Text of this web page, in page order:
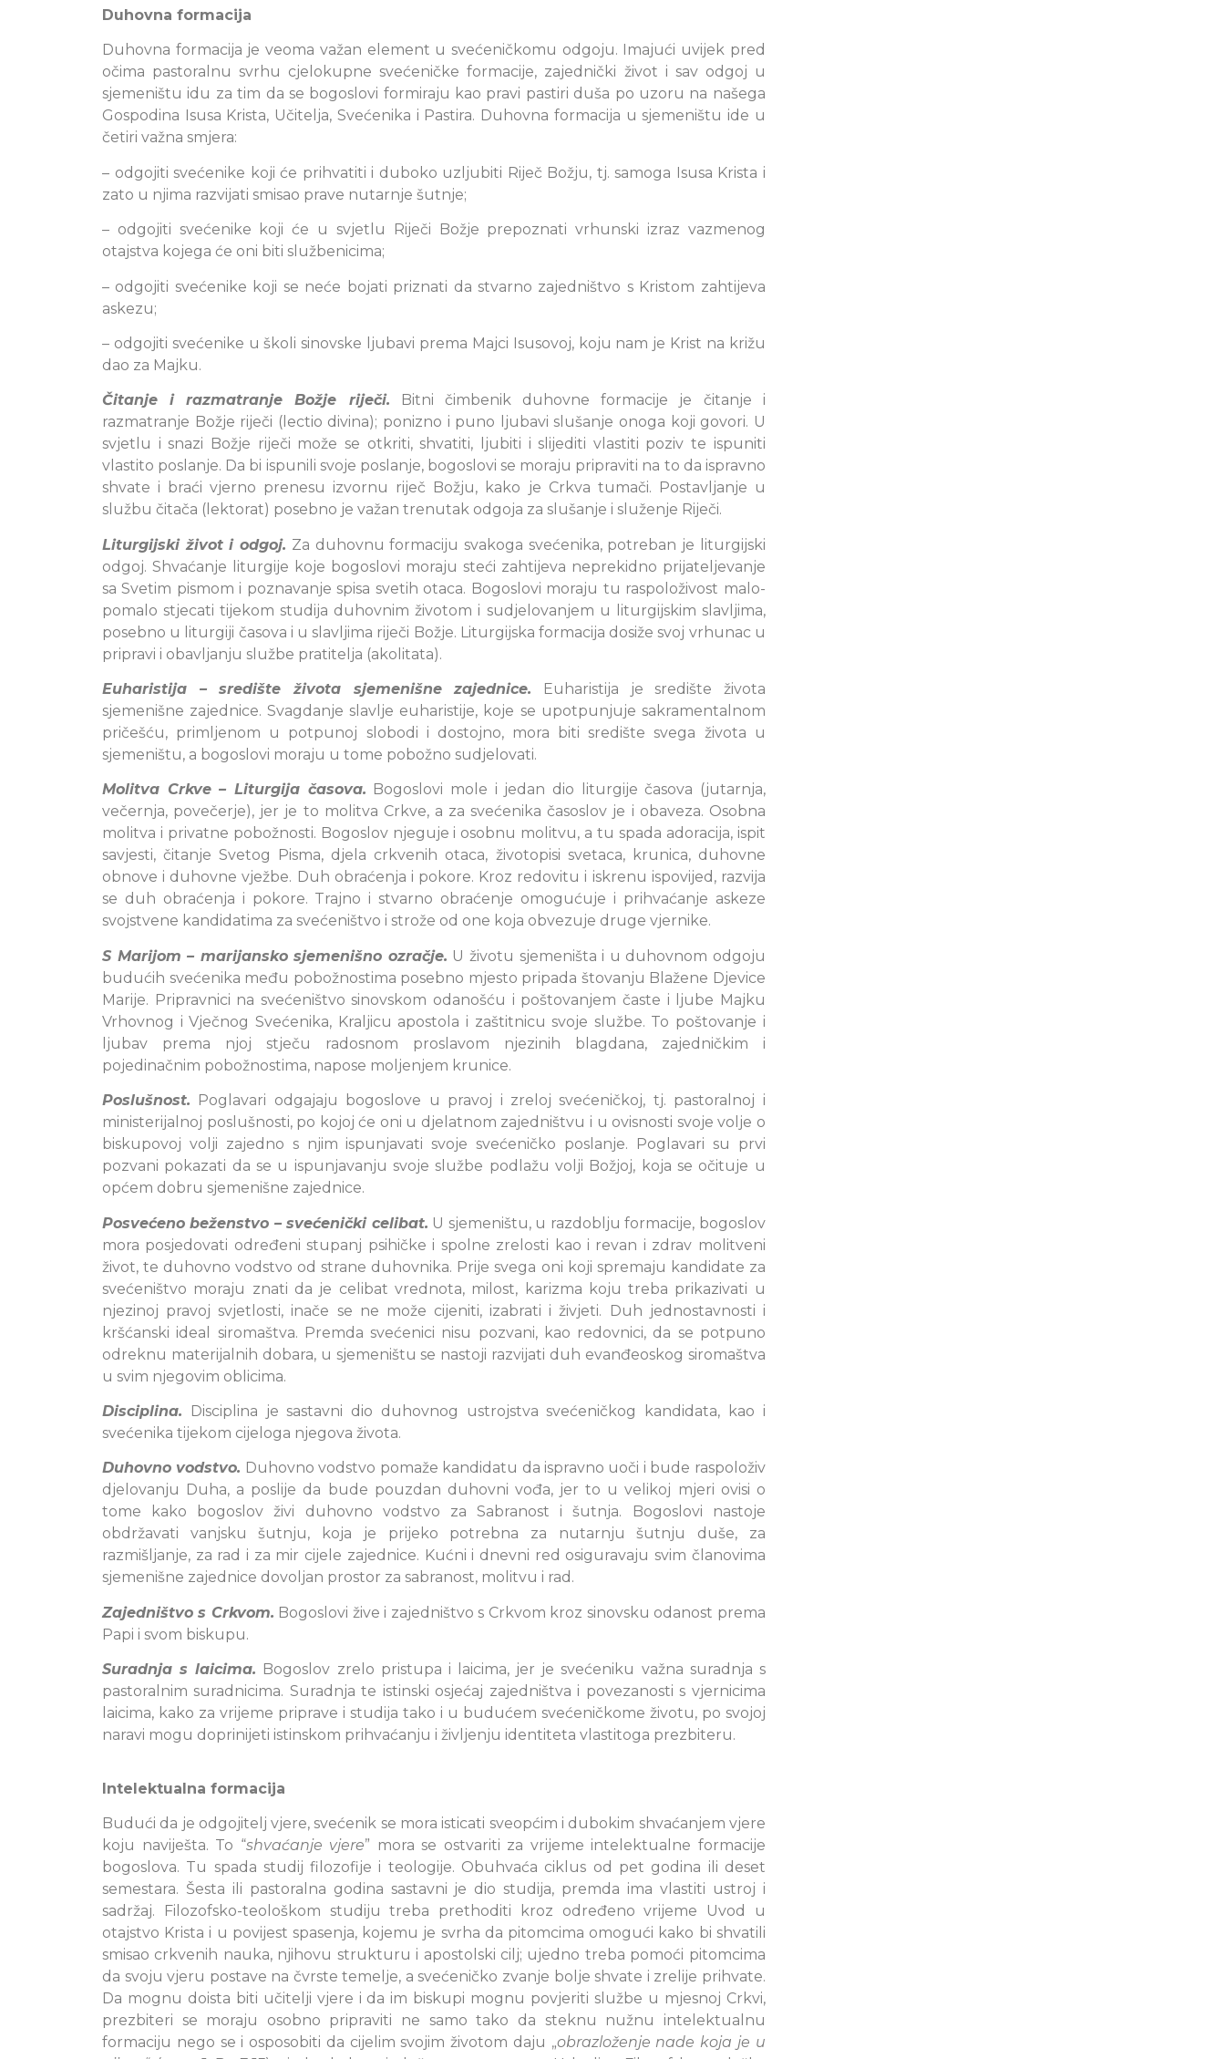
Duhovna formacija
Duhovna formacija je veoma važan element u svećeničkomu odgoju. Imajući uvijek pred
očima pastoralnu svrhu cjelokupne svećeničke formacije, zajednički život i sav odgoj u
sjemeništu idu za tim da se bogoslovi formiraju kao pravi pastiri duša po uzoru na našega
Gospodina Isusa Krista, Učitelja, Svećenika i Pastira. Duhovna formacija u sjemeništu ide u
četiri važna smjera:
– odgojiti svećenike koji će prihvatiti i duboko uzljubiti Riječ Božju, tj. samoga Isusa Krista i
zato u njima razvijati smisao prave nutarnje šutnje;
– odgojiti svećenike koji će u svjetlu Riječi Božje prepoznati vrhunski izraz vazmenog
otajstva kojega će oni biti službenicima;
– odgojiti svećenike koji se neće bojati priznati da stvarno zajedništvo s Kristom zahtijeva
askezu;
– odgojiti svećenike u školi sinovske ljubavi prema Majci Isusovoj, koju nam je Krist na križu
dao za Majku.
Čitanje i razmatranje Božje riječi. Bitni čimbenik duhovne formacije je čitanje i
razmatranje Božje riječi (lectio divina); ponizno i puno ljubavi slušanje onoga koji govori. U
svjetlu i snazi Božje riječi može se otkriti, shvatiti, ljubiti i slijediti vlastiti poziv te ispuniti
vlastito poslanje. Da bi ispunili svoje poslanje, bogoslovi se moraju pripraviti na to da ispravno
shvate i braći vjerno prenesu izvornu riječ Božju, kako je Crkva tumači. Postavljanje u
službu čitača (lektorat) posebno je važan trenutak odgoja za slušanje i služenje Riječi.
Liturgijski život i odgoj. Za duhovnu formaciju svakoga svećenika, potreban je liturgijski
odgoj. Shvaćanje liturgije koje bogoslovi moraju steći zahtijeva neprekidno prijateljevanje
sa Svetim pismom i poznavanje spisa svetih otaca. Bogoslovi moraju tu raspoloživost malo-
pomalo stjecati tijekom studija duhovnim životom i sudjelovanjem u liturgijskim slavljima,
posebno u liturgiji časova i u slavljima riječi Božje. Liturgijska formacija dosiže svoj vrhunac u
pripravi i obavljanju službe pratitelja (akolitata).
Euharistija – središte života sjemenišne zajednice. Euharistija je središte života
sjemenišne zajednice. Svagdanje slavlje euharistije, koje se upotpunjuje sakramentalnom
pričešću, primljenom u potpunoj slobodi i dostojno, mora biti središte svega života u
sjemeništu, a bogoslovi moraju u tome pobožno sudjelovati.
Molitva Crkve – Liturgija časova. Bogoslovi mole i jedan dio liturgije časova (jutarnja,
večernja, povečerje), jer je to molitva Crkve, a za svećenika časoslov je i obaveza. Osobna
molitva i privatne pobožnosti. Bogoslov njeguje i osobnu molitvu, a tu spada adoracija, ispit
savjesti, čitanje Svetog Pisma, djela crkvenih otaca, životopisi svetaca, krunica, duhovne
obnove i duhovne vježbe. Duh obraćenja i pokore. Kroz redovitu i iskrenu ispovijed, razvija
se duh obraćenja i pokore. Trajno i stvarno obraćenje omogućuje i prihvaćanje askeze
svojstvene kandidatima za svećeništvo i strože od one koja obvezuje druge vjernike.
S Marijom – marijansko sjemenišno ozračje. U životu sjemeništa i u duhovnom odgoju
budućih svećenika među pobožnostima posebno mjesto pripada štovanju Blažene Djevice
Marije. Pripravnici na svećeništvo sinovskom odanošću i poštovanjem časte i ljube Majku
Vrhovnog i Vječnog Svećenika, Kraljicu apostola i zaštitnicu svoje službe. To poštovanje i
ljubav prema njoj stječu radosnom proslavom njezinih blagdana, zajedničkim i
pojedinačnim pobožnostima, napose moljenjem krunice.
Poslušnost. Poglavari odgajaju bogoslove u pravoj i zreloj svećeničkoj, tj. pastoralnoj i
ministerijalnoj poslušnosti, po kojoj će oni u djelatnom zajedništvu i u ovisnosti svoje volje o
biskupovoj volji zajedno s njim ispunjavati svoje svećeničko poslanje. Poglavari su prvi
pozvani pokazati da se u ispunjavanju svoje službe podlažu volji Božjoj, koja se očituje u
općem dobru sjemenišne zajednice.
Posvećeno beženstvo – svećenički celibat. U sjemeništu, u razdoblju formacije, bogoslov
mora posjedovati određeni stupanj psihičke i spolne zrelosti kao i revan i zdrav molitveni
život, te duhovno vodstvo od strane duhovnika. Prije svega oni koji spremaju kandidate za
svećeništvo moraju znati da je celibat vrednota, milost, karizma koju treba prikazivati u
njezinoj pravoj svjetlosti, inače se ne može cijeniti, izabrati i živjeti. Duh jednostavnosti i
kršćanski ideal siromaštva. Premda svećenici nisu pozvani, kao redovnici, da se potpuno
odreknu materijalnih dobara, u sjemeništu se nastoji razvijati duh evanđeoskog siromaštva
u svim njegovim oblicima.
Disciplina. Disciplina je sastavni dio duhovnog ustrojstva svećeničkog kandidata, kao i
svećenika tijekom cijeloga njegova života.
Duhovno vodstvo. Duhovno vodstvo pomaže kandidatu da ispravno uoči i bude raspoloživ
djelovanju Duha, a poslije da bude pouzdan duhovni vođa, jer to u velikoj mjeri ovisi o
tome kako bogoslov živi duhovno vodstvo za Sabranost i šutnja. Bogoslovi nastoje
obdržavati vanjsku šutnju, koja je prijeko potrebna za nutarnju šutnju duše, za
razmišljanje, za rad i za mir cijele zajednice. Kućni i dnevni red osiguravaju svim članovima
sjemenišne zajednice dovoljan prostor za sabranost, molitvu i rad.
Zajedništvo s Crkvom. Bogoslovi žive i zajedništvo s Crkvom kroz sinovsku odanost prema
Papi i svom biskupu.
Suradnja s laicima. Bogoslov zrelo pristupa i laicima, jer je svećeniku važna suradnja s
pastoralnim suradnicima. Suradnja te istinski osjećaj zajedništva i povezanosti s vjernicima
laicima, kako za vrijeme priprave i studija tako i u budućem svećeničkome životu, po svojoj
naravi mogu doprinijeti istinskom prihvaćanju i življenju identiteta vlastitoga prezbiteru.
Intelektualna formacija
Budući da je odgojitelj vjere, svećenik se mora isticati sveopćim i dubokim shvaćanjem vjere
koju naviješta. To “shvaćanje vjere” mora se ostvariti za vrijeme intelektualne formacije
bogoslova. Tu spada studij filozofije i teologije. Obuhvaća ciklus od pet godina ili deset
semestara. Šesta ili pastoralna godina sastavni je dio studija, premda ima vlastiti ustroj i
sadržaj. Filozofsko-teološkom studiju treba prethoditi kroz određeno vrijeme Uvod u
otajstvo Krista i u povijest spasenja, kojemu je svrha da pitomcima omogući kako bi shvatili
smisao crkvenih nauka, njihovu strukturu i apostolski cilj; ujedno treba pomoći pitomcima
da svoju vjeru postave na čvrste temelje, a svećeničko zvanje bolje shvate i zrelije prihvate.
Da mognu doista biti učitelji vjere i da im biskupi mognu povjeriti službe u mjesnoj Crkvi,
prezbiteri se moraju osobno pripraviti ne samo tako da steknu nužnu intelektualnu
formaciju nego se i osposobiti da cijelim svojim životom daju „obrazloženje nade koja je u